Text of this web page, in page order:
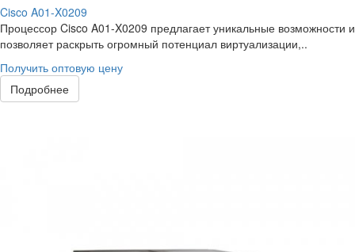
Cisco A01-X0209
Процессор Cisco A01-X0209 предлагает уникальные возможности и
позволяет раскрыть огромный потенциал виртуализации,..
Получить оптовую цену
Подробнее